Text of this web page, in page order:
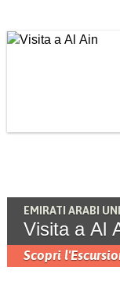
EMIRATI ARABI
Visita a Al
Scopri